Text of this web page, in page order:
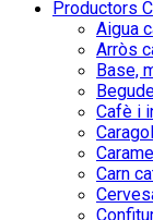
Productors
Aigua
Arròs
Base,
Cafè i
Carn